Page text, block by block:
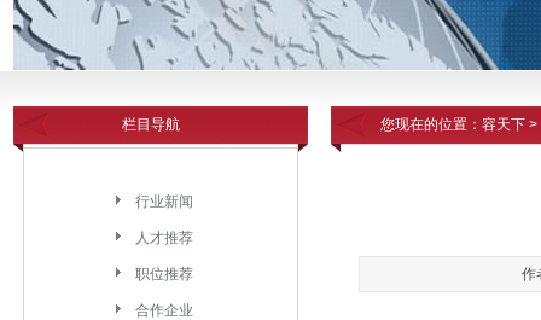
栏目导航
行业新闻
人才推荐
职位推荐
合作企业
您现在的位置： 容天下 >
作